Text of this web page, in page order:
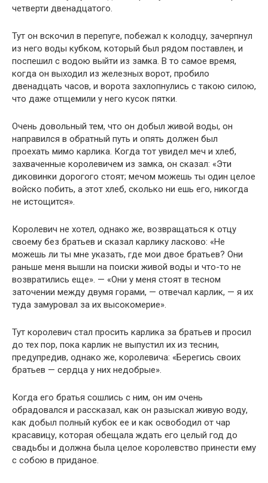
четверти двенадцатого.
Тут он вскочил в перепуге, побежал к колодцу, зачерпнул
из него воды кубком, который был рядом поставлен, и
поспешил с водою выйти из замка. В то самое время,
когда он выходил из железных ворот, пробило
двенадцать часов, и ворота захлопнулись с такою силою,
что даже отщемили у него кусок пятки.
Очень довольный тем, что он добыл живой воды, он
направился в обратный путь и опять должен был
проехать мимо карлика. Когда тот увидел меч и хлеб,
захваченные королевичем из замка, он сказал: «Эти
диковинки дорогого стоят; мечом можешь ты один целое
войско побить, а этот хлеб, сколько ни ешь его, никогда
не истощится».
Королевич не хотел, однако же, возвращаться к отцу
своему без братьев и сказал карлику ласково: «Не
можешь ли ты мне указать, где мои двое братьев? Они
раньше меня вышли на поиски живой воды и что-то не
возвратились еще». — «Они у меня стоят в тесном
заточении между двумя горами, — отвечал карлик, — я их
туда замуровал за их высокомерие».
Тут королевич стал просить карлика за братьев и просил
до тех пор, пока карлик не выпустил их из теснин,
предупредив, однако же, королевича: «Берегись своих
братьев — сердца у них недобрые».
Когда его братья сошлись с ним, он им очень
обрадовался и рассказал, как он разыскал живую воду,
как добыл полный кубок ее и как освободил от чар
красавицу, которая обещала ждать его целый год до
свадьбы и должна была целое королевство принести ему
с собою в приданое.